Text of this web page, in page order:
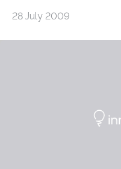
28 July 2009